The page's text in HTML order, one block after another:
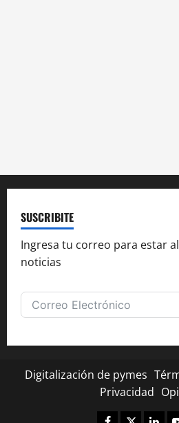
SUSCRIBITE
Ingresa tu correo para estar
noticias
Digitalización de pymes
Privacidad
Facebook
Twitter